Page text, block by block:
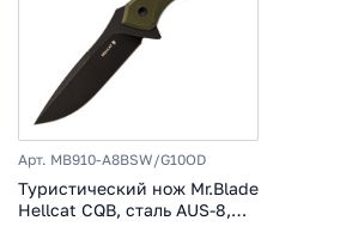
Арт. MB910-A8BSW/G10OD
Туристический нож Mr.Blade
Hellcat CQB, сталь AUS-8,